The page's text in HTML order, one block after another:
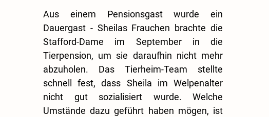
Aus einem Pensionsgast wurde ein
Dauergast - Sheilas Frauchen brachte die
Stafford-Dame im September in die
Tierpension, um sie daraufhin nicht mehr
abzuholen. Das Tierheim-Team stellte
schnell fest, dass Sheila im Welpenalter
nicht gut sozialisiert wurde. Welche
Umstände dazu geführt haben mögen, ist